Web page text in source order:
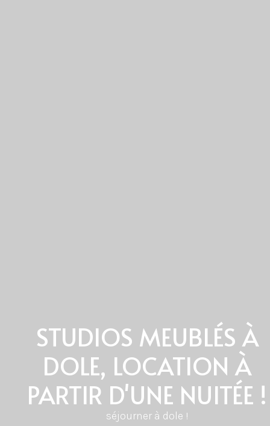
STUDIOS MEUBLÉS À
DOLE, LOCATION À
PARTIR D'UNE NUITÉE !
séjourner à dole !